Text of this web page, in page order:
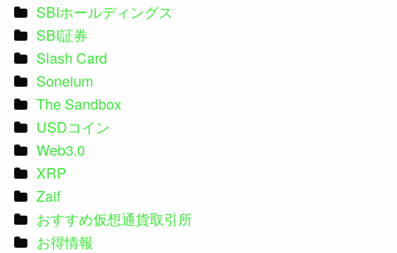
SBIホールディングス
SBI証券
Slash Card
Soneium
The Sandbox
USDコイン
Web3.0
XRP
Zaif
おすすめ仮想通貨取引所
お得情報